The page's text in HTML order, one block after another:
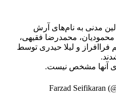
مدنی به نام‌های آرش
محمدرضا فقیهی،
و لیلا حیدری توسط
آنها مشخص نیست.